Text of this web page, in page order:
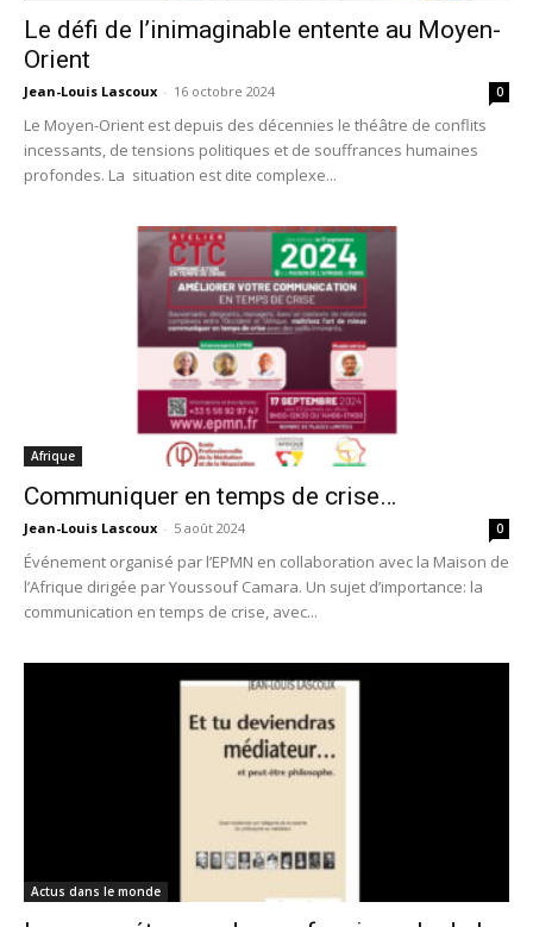
Le défi de l’inimaginable entente au Moyen-
Orient
Jean-Louis Lascoux - 16 octobre 2024 0
Le Moyen-Orient est depuis des décennies le théâtre de conflits
incessants, de tensions politiques et de souffrances humaines
profondes. La situation est dite complexe...
Afrique
Communiquer en temps de crise…
Jean-Louis Lascoux - 5 août 2024 0
Événement organisé par l’EPMN en collaboration avec la Maison de
l’Afrique dirigée par Youssouf Camara. Un sujet d’importance: la
communication en temps de crise, avec...
Actus dans le monde